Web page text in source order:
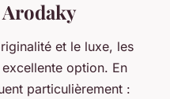
et le luxe, les
option. En
particulièrement :